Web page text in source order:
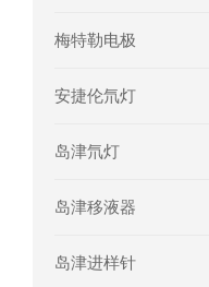
梅特勒电极
安捷伦氘灯
岛津氘灯
岛津移液器
岛津进样针